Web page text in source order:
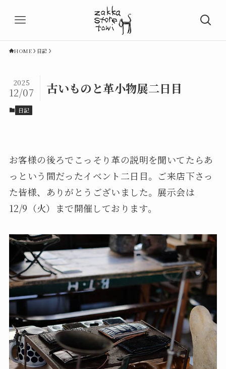
HOME 日記
古いものと革小物展二日目
2025
12/07
日記
お客様の後ろでこっそり革の説明を聞いてたらあ
っという間だったイベント二日目。ご来店下さっ
た皆様、ありがとうございました。展示会は
12/9（火）まで開催しております。